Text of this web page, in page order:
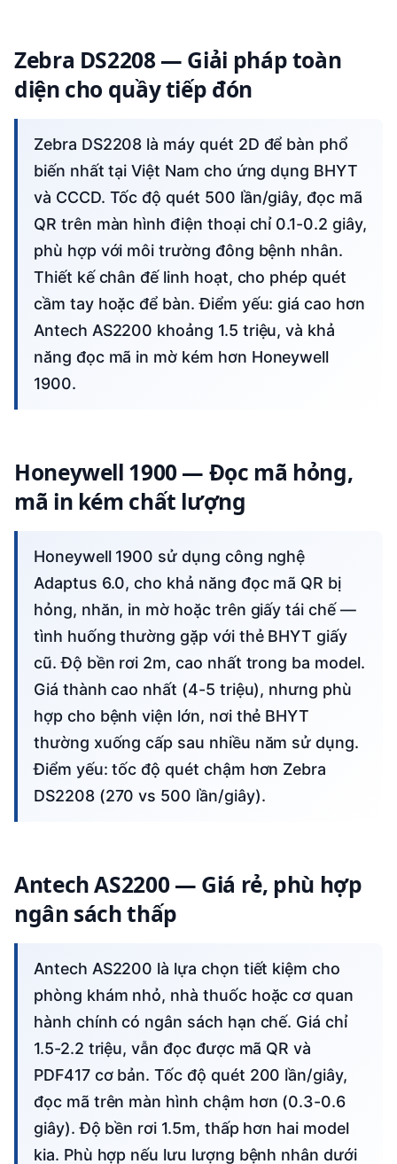
Zebra DS2208 — Giải pháp toàn
diện cho quầy tiếp đón
Zebra DS2208 là máy quét 2D để bàn phổ
biến nhất tại Việt Nam cho ứng dụng BHYT
và CCCD. Tốc độ quét 500 lần/giây, đọc mã
QR trên màn hình điện thoại chỉ 0.1-0.2 giây,
phù hợp với môi trường đông bệnh nhân.
Thiết kế chân đế linh hoạt, cho phép quét
cầm tay hoặc để bàn. Điểm yếu: giá cao hơn
Antech AS2200 khoảng 1.5 triệu, và khả
năng đọc mã in mờ kém hơn Honeywell
1900.
Honeywell 1900 — Đọc mã hỏng,
mã in kém chất lượng
Honeywell 1900 sử dụng công nghệ
Adaptus 6.0, cho khả năng đọc mã QR bị
hỏng, nhăn, in mờ hoặc trên giấy tái chế —
tình huống thường gặp với thẻ BHYT giấy
cũ. Độ bền rơi 2m, cao nhất trong ba model.
Giá thành cao nhất (4-5 triệu), nhưng phù
hợp cho bệnh viện lớn, nơi thẻ BHYT
thường xuống cấp sau nhiều năm sử dụng.
Điểm yếu: tốc độ quét chậm hơn Zebra
DS2208 (270 vs 500 lần/giây).
Antech AS2200 — Giá rẻ, phù hợp
ngân sách thấp
Antech AS2200 là lựa chọn tiết kiệm cho
phòng khám nhỏ, nhà thuốc hoặc cơ quan
hành chính có ngân sách hạn chế. Giá chỉ
1.5-2.2 triệu, vẫn đọc được mã QR và
PDF417 cơ bản. Tốc độ quét 200 lần/giây,
đọc mã trên màn hình chậm hơn (0.3-0.6
giây). Độ bền rơi 1.5m, thấp hơn hai model
kia. Phù hợp nếu lưu lượng bệnh nhân dưới